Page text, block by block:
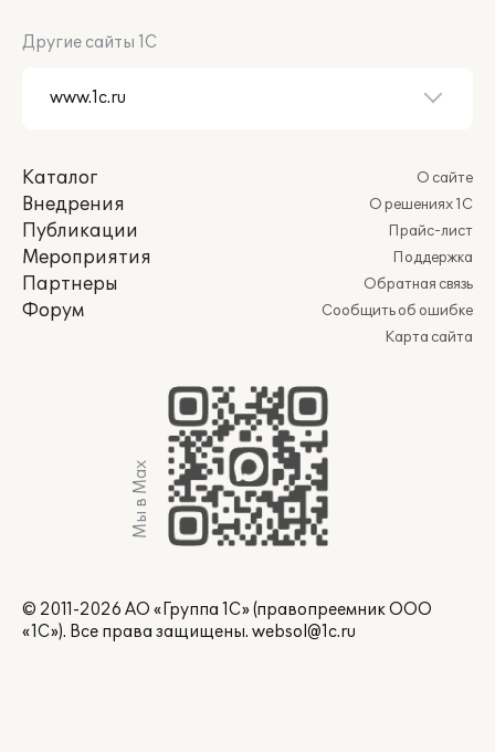
Другие сайты 1С
Каталог
Внедрения
Публикации
Мероприятия
Партнеры
Форум
О сайте
О решениях 1С
Прайс-лист
Поддержка
Обратная связь
Сообщить об ошибке
Карта сайта
Мы в Max
© 2011-2026 АО «Группа 1С» (правопреемник ООО
«1С»). Все права защищены. websol@1c.ru